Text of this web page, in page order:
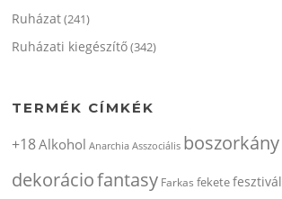
Ruházat(241)
Ruházati kiegészítő(342)
TERMÉK CÍMKÉK
+18Alkohol Anarchia Asszociális boszorkány
dekoráciofantasy Farkas feketefesztivál